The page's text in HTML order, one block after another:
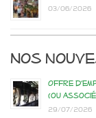
03/06/2026
Nos
Offre
(ou
29/07/2026